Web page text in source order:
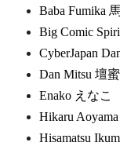
Baba Fumika
Big Comic
CyberJapan
Dan Mitsu 壇蜜
Enako えなこ
Hikaru
Hisamatsu